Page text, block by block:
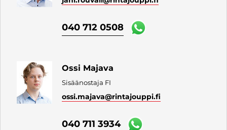
040 712 0508
Ossi Majava
Sisäänostaja FI
ossi.majava@rintajouppi.fi
040 711 3934